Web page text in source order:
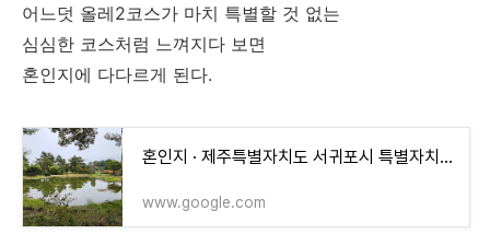
어느덧 올레2코스가 마치 특별할 것 없는
심심한 코스처럼 느껴지다 보면
혼인지에 다다르게 된다.
혼인지 · 제주특별자치도 서귀포시 특별자치도, 성산읍 온평리 1693
www.google.com